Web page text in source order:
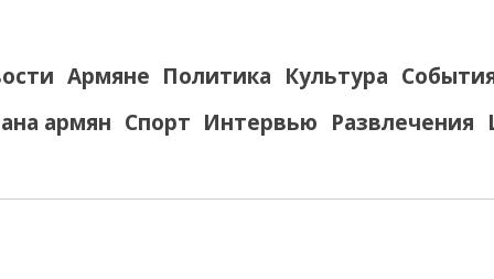
Армяне Политика Культура
армян Спорт Интервью Развлечения